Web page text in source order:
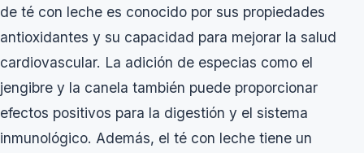
de té con leche es conocido por sus propiedades
antioxidantes y su capacidad para mejorar la salud
cardiovascular. La adición de especias como el
jengibre y la canela también puede proporcionar
efectos positivos para la digestión y el sistema
inmunológico. Además, el té con leche tiene un